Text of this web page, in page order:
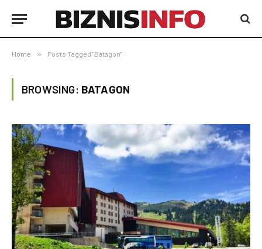
Home » Posts Tagged "Batagon"
BROWSING: BATAGON